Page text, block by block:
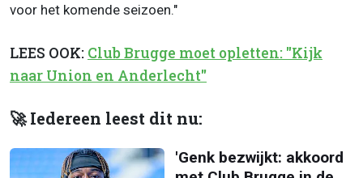
voor het komende seizoen."
LEES OOK: Club Brugge moet opletten: "Kijk
naar Union en Anderlecht"
🚀 Iedereen leest dit nu:
'Genk bezwijkt: akkoord